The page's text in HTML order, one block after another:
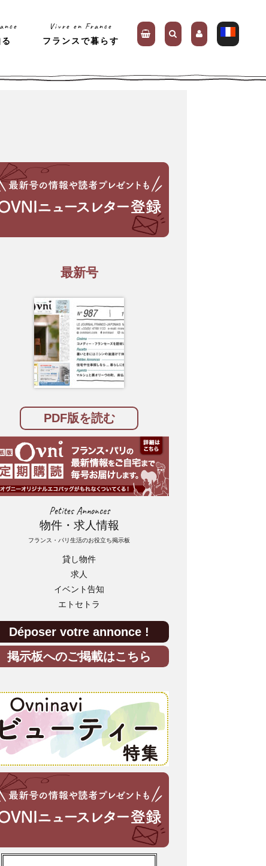
Vivre en France
フランスで暮らす
最新号
PDF版を読む
Petites Annonces
物件・求人情報
フランス・パリ生活のお役立ち掲示板
貸し物件
求人
イベント告知
エトセトラ
Déposer votre annonce !
掲示板へのご掲載はこちら